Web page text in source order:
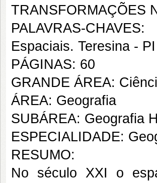
TRANSFORMAÇÕES
PALAVRAS-
Espaciais. Teresina - PI
PÁGINAS: 60
GRANDE ÁREA:
ÁREA: Geografia
SUBÁREA: Geografia
ESPECIALIDADE:
RESUMO:
No século XXI o